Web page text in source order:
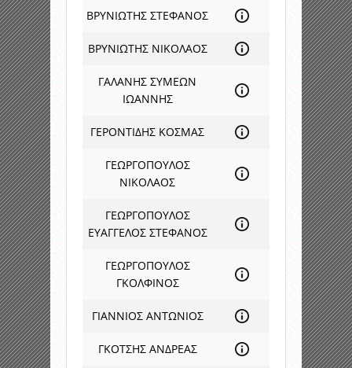
ΒΡΥΝΙΩΤΗΣ ΣΤΕΦΑΝΟΣ
ΒΡΥΝΙΩΤΗΣ ΝΙΚΟΛΑΟΣ
ΓΑΛΑΝΗΣ ΣΥΜΕΩΝ
ΙΩΑΝΝΗΣ
ΓΕΡΟΝΤΙΔΗΣ ΚΟΣΜΑΣ
ΓΕΩΡΓΟΠΟΥΛΟΣ
ΝΙΚΟΛΑΟΣ
ΓΕΩΡΓΟΠΟΥΛΟΣ
ΕΥΑΓΓΕΛΟΣ ΣΤΕΦΑΝΟΣ
ΓΕΩΡΓΟΠΟΥΛΟΣ
ΓΚΟΛΦΙΝΟΣ
ΓΙΑΝΝΙΟΣ ΑΝΤΩΝΙΟΣ
ΓΚΟΤΣΗΣ ΑΝΔΡΕΑΣ